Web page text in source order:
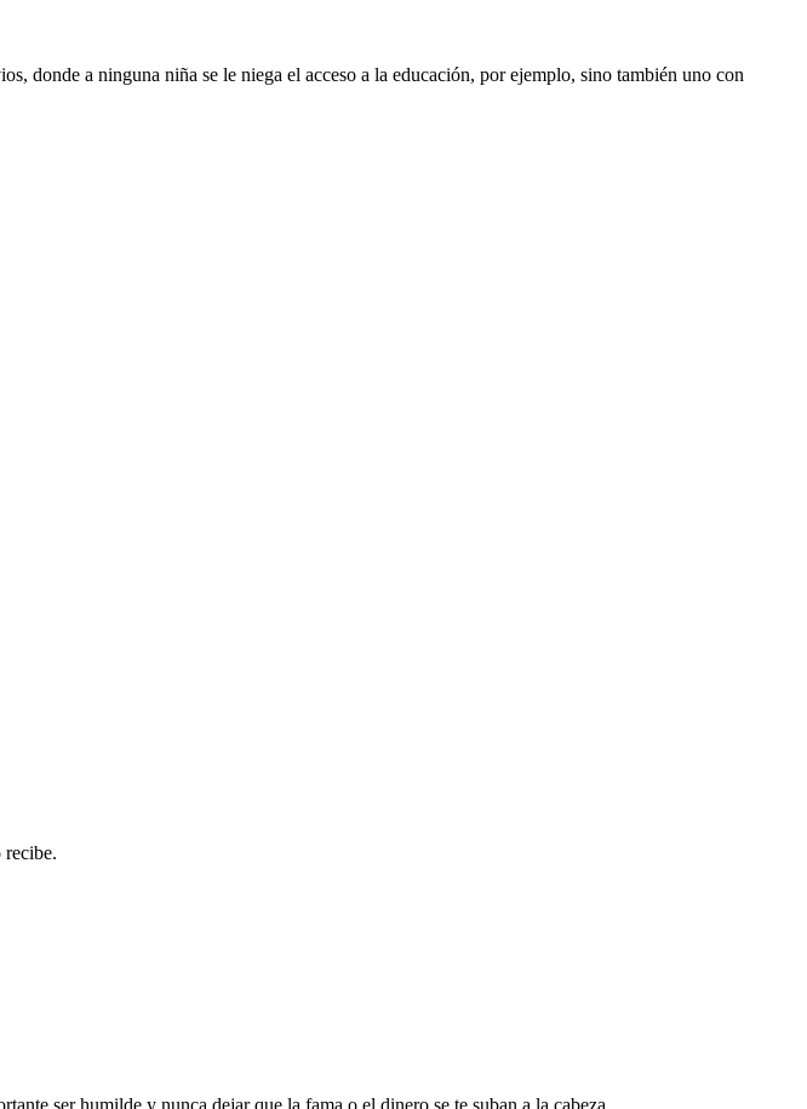
donde a ninguna niña se le niega el acceso a la educación, por ejemplo, sino también uno con
recibe.
ser humilde y nunca dejar que la fama o el dinero se te suban a la cabeza.